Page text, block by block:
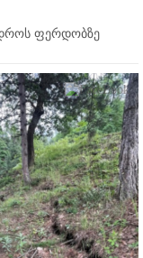
დროს ფერდობზე